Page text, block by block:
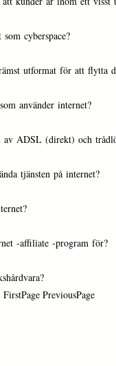
cyberspace?
utformat för att flytta
använder internet?
av ADSL (direkt) och
tjänsten på internet?
-affiliate -program för?
PreviousPage